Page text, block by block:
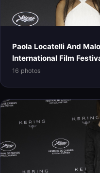
Paola Locatelli And
International Film
16 photos